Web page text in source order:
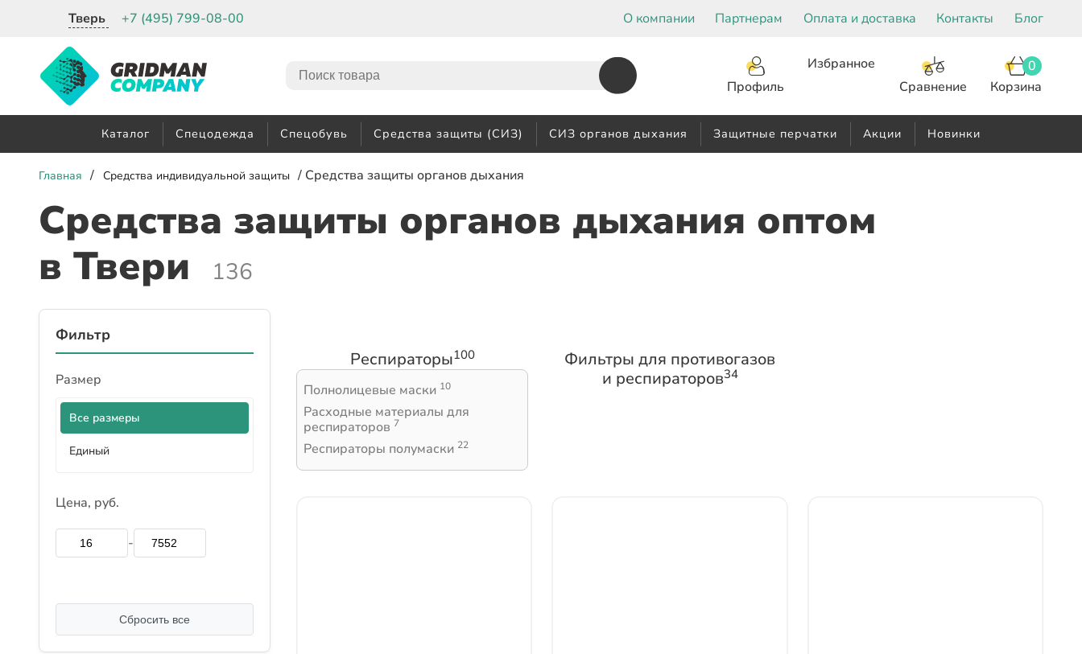
Тверь +7 (495) 799-08-00 О компании Партнерам Оплата и доставка Контакты Блог
Профиль
Избранное
Сравнение
Корзина
0
Каталог Спецодежда Спецобувь Средства защиты (СИЗ) СИЗ органов дыхания Защитные перчатки Акции Новинки
Главная / Средства индивидуальной защиты / Средства защиты органов дыхания
Средства защиты органов дыхания оптом
в Твери
136
Фильтр
Размер
Все размеры
Единый
Цена, руб.
-
Сбросить все
Респираторы100
Полнолицевые маски 10
Расходные материалы для
респираторов 7
Респираторы полумаски 22
Фильтры для противогазов
и респираторов34